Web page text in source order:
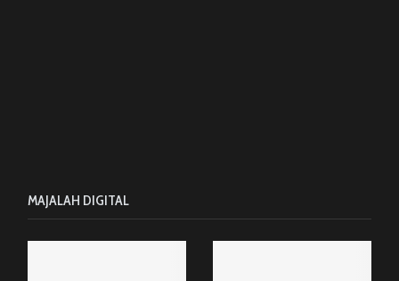
MAJALAH DIGITAL